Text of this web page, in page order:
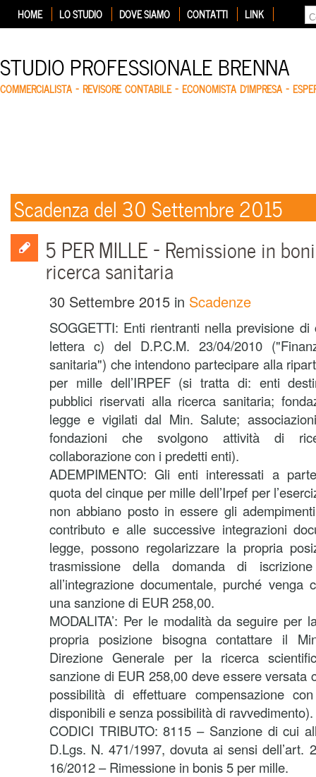
HOME LO STUDIO DOVE SIAMO CONTATTI LINK
STUDIO PROFESSIONALE BRENNA
COMMERCIALISTA – REVISORE CONTABILE – ECONOMISTA D'IMPRESA –
Scadenza del 30 Settembre 2015
5 PER MILLE – Remissione in
ricerca sanitaria
30 Settembre 2015 in Scadenze
SOGGETTI: Enti rientranti nella previsione di
lettera c) del D.P.C.M. 23/04/2010
sanitaria") che intendono partecipare alla
per mille dell’IRPEF (si tratta di: enti
pubblici riservati alla ricerca sanitaria;
legge e vigilati dal Min. Salute;
fondazioni che svolgono attività di
collaborazione con i predetti enti).
ADEMPIMENTO: Gli enti interessati a
quota del cinque per mille dell’Irpef per
non abbiano posto in essere gli
contributo e alle successive integrazioni
legge, possono regolarizzare la propria
trasmissione della domanda di
all’integrazione documentale, purché venga
una sanzione di EUR 258,00.
MODALITA’: Per le modalità da seguire per
propria posizione bisogna contattare il
Direzione Generale per la ricerca
sanzione di EUR 258,00 deve essere versata
possibilità di effettuare compensazione
disponibili e senza possibilità di ravvedimento).
CODICI TRIBUTO: 8115 – Sanzione di cui
D.Lgs. N. 471/1997, dovuta ai sensi dell’art.
16/2012 – Rimessione in bonis 5 per mille.